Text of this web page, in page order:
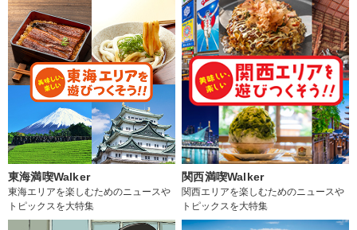
東海満喫Walker
東海エリアを楽しむためのニュースや
トピックスを大特集
関西満喫Walker
関西エリアを楽しむためのニュースや
トピックスを大特集